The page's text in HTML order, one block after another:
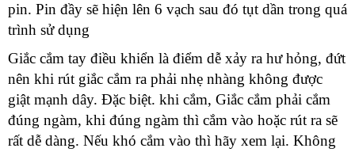
pin. Pin đầy sẽ hiện lên 6 vạch sau đó tụt dần trong quá
trình sử dụng
Giắc cắm tay điều khiển là điểm dễ xảy ra hư hỏng, đứt
nên khi rút giắc cắm ra phải nhẹ nhàng không được
giật mạnh dây. Đặc biệt. khi cắm, Giắc cắm phải cắm
đúng ngàm, khi đúng ngàm thì cắm vào hoặc rút ra sẽ
rất dễ dàng. Nếu khó cắm vào thì hãy xem lại. Không